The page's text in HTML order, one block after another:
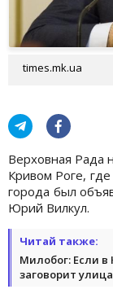
times.mk.ua
Верховная Рада
Кривом Роге,
города был
Юрий Вилкул.
Читай также:
Милобог: Если
заговорит улица